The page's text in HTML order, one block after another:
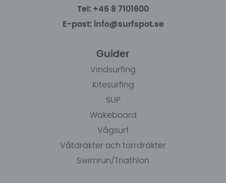
Tel: +46 8 7101600
E-post: info@surfspot.se
Guider
Vindsurfing
Kitesurfing
SUP
Wakeboard
Vågsurf
Våtdräkter och torrdräkter
Swimrun/Triathlon